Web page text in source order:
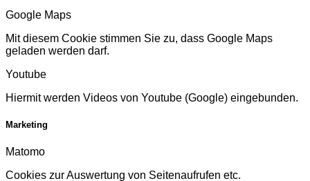
Google Maps
Mit diesem Cookie stimmen Sie zu, dass Google Maps
geladen werden darf.
Youtube
Hiermit werden Videos von Youtube (Google) eingebunden.
Marketing
Matomo
Cookies zur Auswertung von Seitenaufrufen etc.